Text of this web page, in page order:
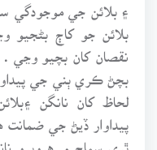
۽ بلائن جي موجودگي
بلائن جو کاڄ
نقصان کان بچيو وڃي
بچڻ ڪري ٻني جي
لحاظ کان نانگن
پيداوار ڏيڻ جي
ٿري سماج ۾ هروڀرو